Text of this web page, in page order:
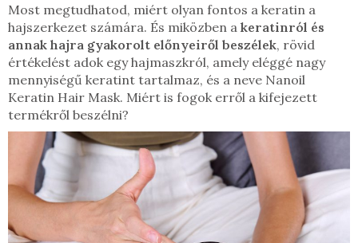
Most megtudhatod, miért olyan fontos a keratin a
hajszerkezet számára. És miközben a keratinról és
annak hajra gyakorolt ​​előnyeiről beszélek, rövid
értékelést adok egy hajmaszkról, amely eléggé nagy
mennyiségű keratint tartalmaz, és a neve Nanoil
Keratin Hair Mask. Miért is fogok erről a kifejezett
termékről beszélni?